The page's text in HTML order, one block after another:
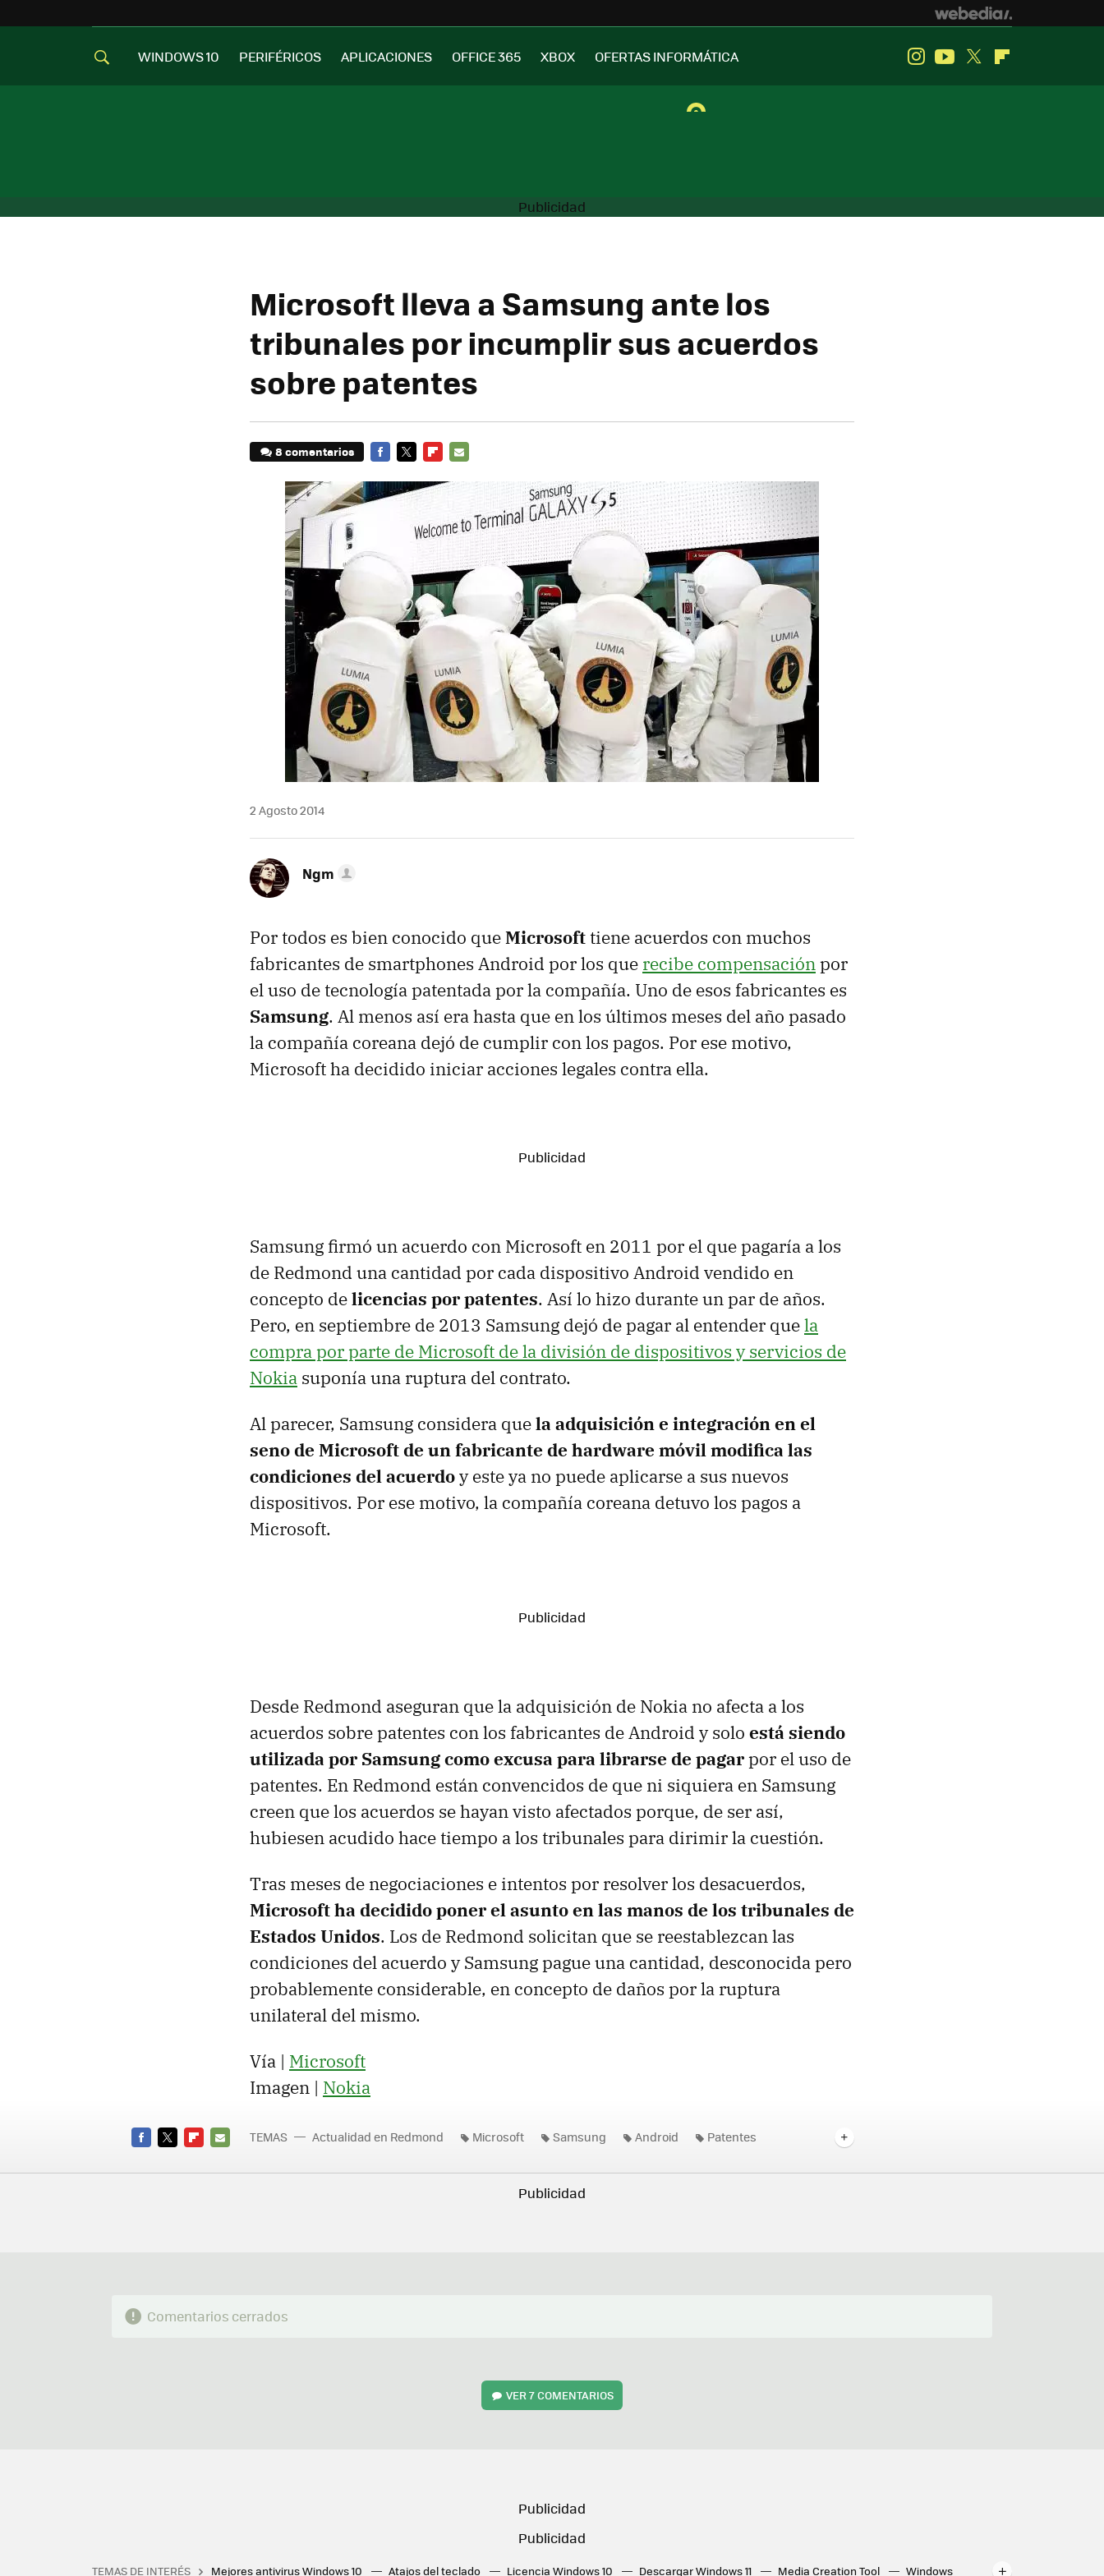
WINDOWS 10 PERIFÉRICOS APLICACIONES OFFICE 365 XBOX OFERTAS INFORMÁTICA InstagramYoutube
Twitter
Microsoft lleva a Samsung ante los
tribunales por incumplir sus acuerdos
sobre patentes
8 comentarios
MAIL
2 Agosto 2014
Ngm
Por todos es bien conocido queMicrosoft tiene acuerdos con muchos
fabricantes de smartphones Android por los que recibe compensaciónpor
el uso de tecnología patentada por la compañía. Uno de esos fabricantes es
Samsung. Al menos así era hasta que en los últimos meses del año pasado
la compañía coreana dejó de cumplir con los pagos. Por ese motivo,
Microsoft ha decidido iniciar acciones legales contra ella.
Samsung firmó un acuerdo con Microsoft en 2011 por el que pagaría a los
de Redmond una cantidad por cada dispositivo Android vendido en
concepto delicencias por patentes. Así lo hizo durante un par de años.
Pero, en septiembre de 2013 Samsung dejó de pagar al entender quela
compra por parte de Microsoft de la división de dispositivos y servicios de
Nokia suponía una ruptura del contrato.
Al parecer, Samsung considera quela adquisición e integración en el
seno de Microsoft de un fabricante de hardware móvil modifica las
condiciones del acuerdoy este ya no puede aplicarse a sus nuevos
dispositivos. Por ese motivo, la compañía coreana detuvo los pagos a
Microsoft.
Desde Redmond aseguran que la adquisición de Nokia no afecta a los
acuerdos sobre patentes con los fabricantes de Android y solo está siendo
utilizada por Samsung como excusa para librarse de pagarpor el uso de
patentes. En Redmond están convencidos de que ni siquiera en Samsung
creen que los acuerdos se hayan visto afectados porque, de ser así,
hubiesen acudido hace tiempo a los tribunales para dirimir la cuestión.
Tras meses de negociaciones e intentos por resolver los desacuerdos,
Microsoft ha decidido poner el asunto en las manos de los tribunales de
Estados Unidos. Los de Redmond solicitan que se reestablezcan las
condiciones del acuerdo y Samsung pague una cantidad, desconocida pero
probablemente considerable, en concepto de daños por la ruptura
unilateral del mismo.
Vía | Microsoft
Imagen | Nokia
MAIL
TEMAS Actualidad en Redmond Microsoft Samsung Android
Patentes
Comentarios cerrados
VER7 COMENTARIOS
TEMAS DE INTERÉS Mejores antivirus Windows 10 Atajos del teclado Licencia Windows 10 Descargar Windows 11 Media Creation Tool
Windows